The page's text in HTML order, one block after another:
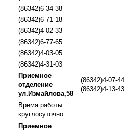
(86342)6-34-38
(86342)6-71-18
(86342)4-02-33
(86342)6-77-65
(86342)4-03-05
(86342)4-31-03
Приемное
отделение
ул.Измайлова,58
(86342)4-07-44
(86342)4-13-43
Время работы:
круглосуточно
Приемное